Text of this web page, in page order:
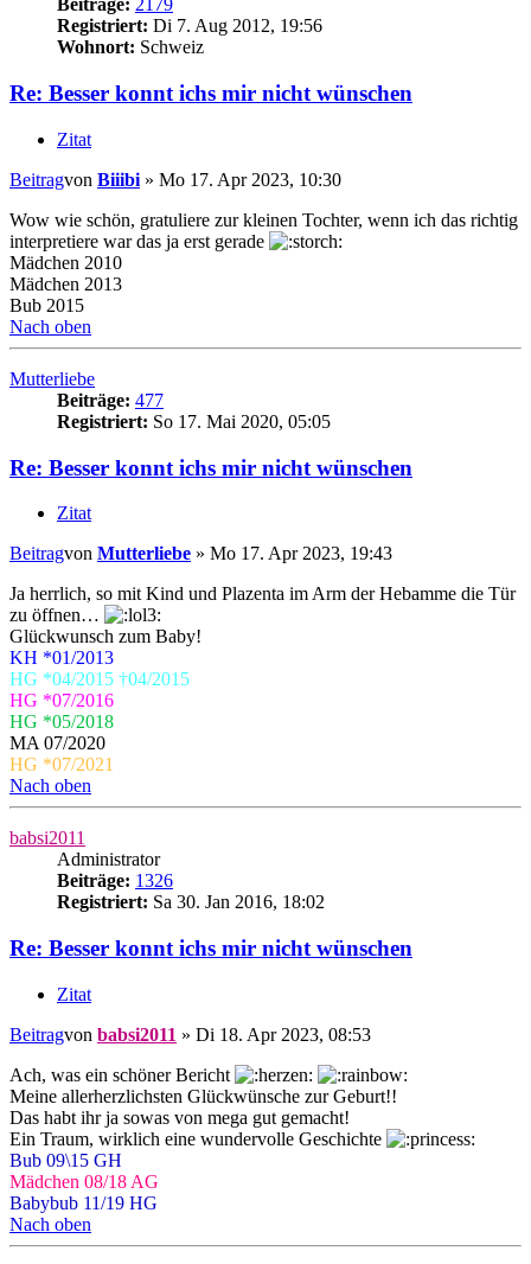
Beiträge: 2179
Registriert: Di 7. Aug 2012, 19:56
Wohnort: Schweiz
Re: Besser konnt ichs mir nicht wünschen
Zitat
Beitragvon Biiibi » Mo 17. Apr 2023, 10:30
Wow wie schön, gratuliere zur kleinen Tochter, wenn ich das richtig
interpretiere war das ja erst gerade
Mädchen 2010
Mädchen 2013
Bub 2015
Nach oben
Mutterliebe
Beiträge: 477
Registriert: So 17. Mai 2020, 05:05
Re: Besser konnt ichs mir nicht wünschen
Zitat
Beitragvon Mutterliebe » Mo 17. Apr 2023, 19:43
Ja herrlich, so mit Kind und Plazenta im Arm der Hebamme die Tür
zu öffnen…
Glückwunsch zum Baby!
KH *01/2013
HG *04/2015 †04/2015
HG *07/2016
HG *05/2018
MA 07/2020
HG *07/2021
Nach oben
babsi2011
Administrator
Beiträge: 1326
Registriert: Sa 30. Jan 2016, 18:02
Re: Besser konnt ichs mir nicht wünschen
Zitat
Beitragvon babsi2011 » Di 18. Apr 2023, 08:53
Ach, was ein schöner Bericht
Meine allerherzlichsten Glückwünsche zur Geburt!!
Das habt ihr ja sowas von mega gut gemacht!
Ein Traum, wirklich eine wundervolle Geschichte
Bub 09\15 GH
Mädchen 08/18 AG
Babybub 11/19 HG
Nach oben